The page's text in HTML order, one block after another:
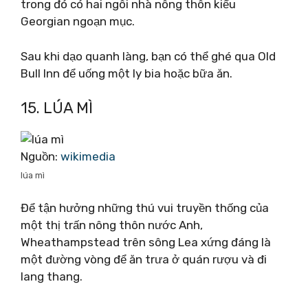
trong đó có hai ngôi nhà nông thôn kiểu
Georgian ngoạn mục.
Sau khi dạo quanh làng, bạn có thể ghé qua Old
Bull Inn để uống một ly bia hoặc bữa ăn.
15. LÚA MÌ
Nguồn: wikimedia
lúa mì
Để tận hưởng những thú vui truyền thống của
một thị trấn nông thôn nước Anh,
Wheathampstead trên sông Lea xứng đáng là
một đường vòng để ăn trưa ở quán rượu và đi
lang thang.